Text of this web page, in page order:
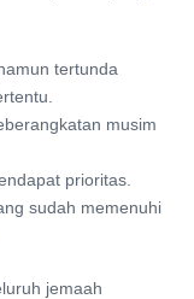
tertunda
musim
prioritas.
sudah memenuhi
jemaah